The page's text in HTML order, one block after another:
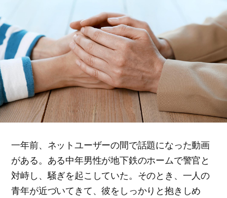
一年前、ネットユーザーの間で話題になった動画
がある。ある中年男性が地下鉄のホームで警官と
対峙し、騒ぎを起こしていた。そのとき、一人の
青年が近づいてきて、彼をしっかりと抱きしめ